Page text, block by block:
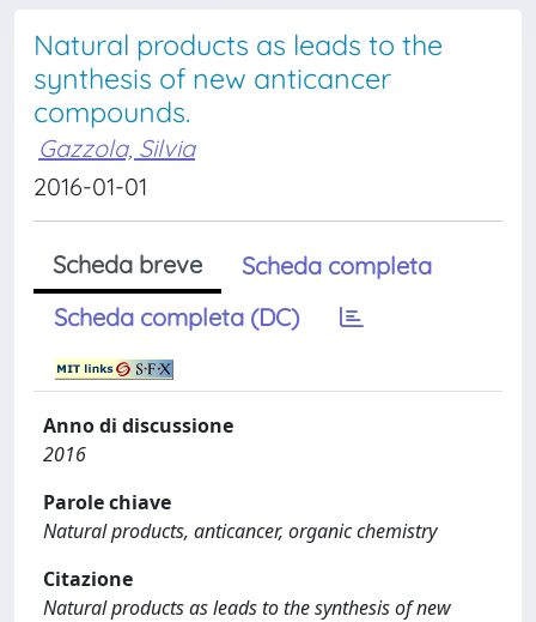
Natural products as leads to the
synthesis of new anticancer
compounds.
Gazzola, Silvia
2016-01-01
Scheda breve
Scheda completa
Scheda completa (DC)
Anno di discussione
2016
Parole chiave
Natural products, anticancer, organic chemistry
Citazione
Natural products as leads to the synthesis of new